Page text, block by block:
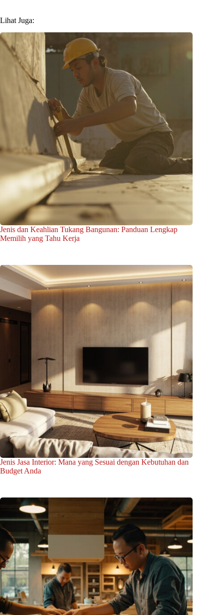
Lihat Juga:
Jenis dan Keahlian Tukang Bangunan: Panduan Lengkap
Memilih yang Tahu Kerja
Jenis Jasa Interior: Mana yang Sesuai dengan Kebutuhan dan
Budget Anda